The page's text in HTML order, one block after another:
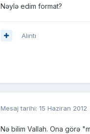
Nəylə edim format?
Alıntı
Mesaj tarihi: 15 Haziran 2012
Nə bilim Vallah. Ona görə